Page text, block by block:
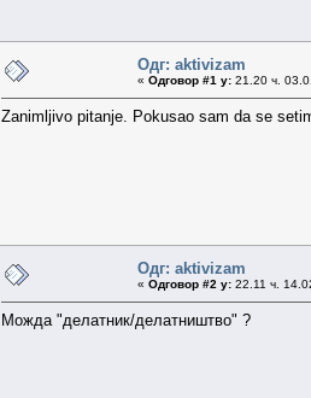
Одг: aktivizam
« Одговор #1 у: 21.20 ч.
Zanimljivo pitanje. Pokusao sam da se
Одг: aktivizam
« Одговор #2 у: 22.11 ч.
Можда "делатник/делатништво" ?